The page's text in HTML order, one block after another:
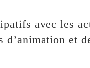
avec les
et